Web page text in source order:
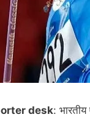
desk: